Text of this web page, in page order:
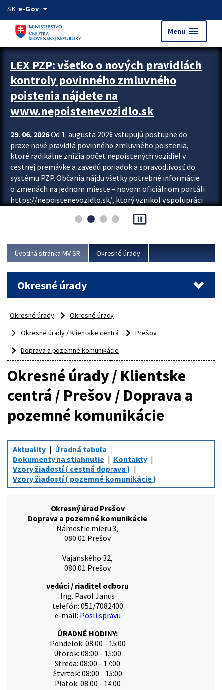
Preskocit na hlavný obsah
SK e-Govarrow_drop_down
Menu menu
Zastavit automatický posun upútavok
LEX PZP: všetko o nových pravidlách
kontroly povinného zmluvného
poistenia nájdete na
www.nepoistenevozidlo.sk
29. 06. 2026Od 1. augusta 2026 vstupujú postupne do
praxe nové pravidlá povinného zmluvného poistenia,
ktoré radikálne znížia počet nepoistených vozidiel v
cestnej premávke a zavedú poriadok a spravodlivosť do
systému PZP. Občania nájdu všetky potrebné informácie
o zmenách na jednom mieste – novom oficiálnom portáli
https://nepoistenevozidlo.sk/, ktorý vznikol v spolupráci
asociácie poisťovní (SLASPO) a Ministerstva vnútra SR.
Viac
pause_presentation
Úvodná stránka MV SR Okresné úrady
Okresné úrady
Okresné úrady
Okresné úrady
Okresné úrady / Klientske centrá
Prešov
Doprava a pozemné komunikácie
Okresné úrady / Klientske
centrá / Prešov / Doprava a
pozemné komunikácie
Aktuality
Úradná tabuľa
Dokumenty na stiahnutie
Kontakty
Vzory žiadostí ( cestná doprava )
Vzory žiadostí ( pozemné komunikácie )
Okresný úrad Prešov
Doprava a pozemné komunikácie
Námestie mieru 3,
080 01 Prešov
Vajanského 32,
080 01 Prešov
vedúci / riaditeľ odboru
Ing. Pavol Janus
telefón: 051/7082400
e-mail: Pošli správu
ÚRADNÉ HODINY:
Pondelok: 08:00 - 15:00
Utorok: 08:00 - 15:00
Streda: 08:00 - 17:00
Štvrtok: 08:00 - 15:00
Piatok: 08:00 - 14:00